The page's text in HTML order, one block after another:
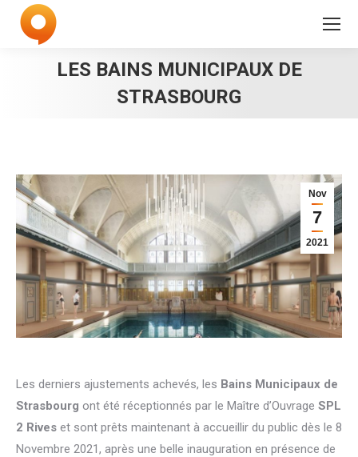
LES BAINS MUNICIPAUX DE
STRASBOURG
Nov
7
2021
Les derniers ajustements achevés, les Bains Municipaux de
Strasbourg ont été réceptionnés par le Maître d’Ouvrage SPL
2 Rives et sont prêts maintenant à accueillir du public dès le 8
Novembre 2021, après une belle inauguration en présence de